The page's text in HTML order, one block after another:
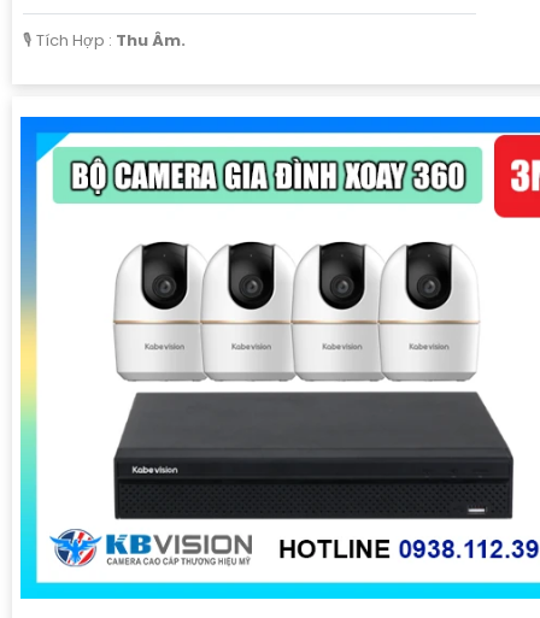
️🎙 Tích Hợp : Thu Âm.